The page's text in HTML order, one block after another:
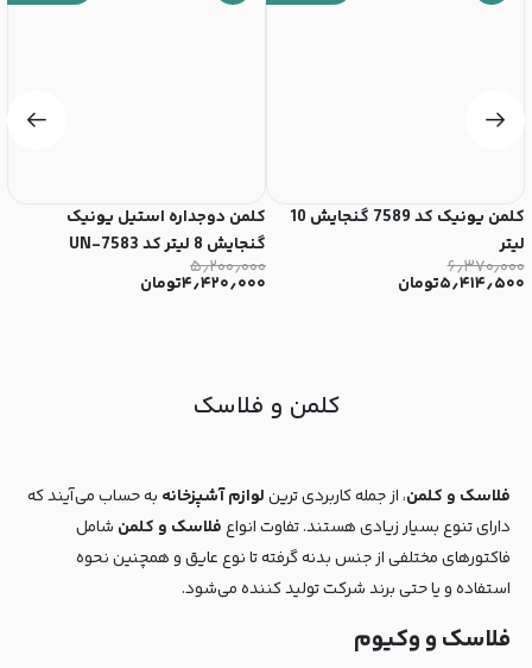
کلمن یونیک کد 7589 گنجایش 10
لیتر
۶٫۳۷۰٫۰۰۰
۵٫۴۱۴٫۵۰۰تومان
کلمن دوجداره استیل یونیک
گنجایش 8 لیتر کد UN-7583
۵٫۲۰۰٫۰۰۰
۴٫۴۲۰٫۰۰۰تومان
کلمن و فلاسک
فلاسک و کلمن، از جمله کاربردی ترینلوازم آشپزخانه به حساب می‌آیند که
دارای تنوع بسیار زیادی هستند. تفاوت انواعفلاسک و کلمن شامل
فاکتورهای مختلفی از جنس بدنه گرفته تا نوع عایق و همچنین نحوه
استفاده و یا حتی برند شرکت تولید کننده می‌شود.
فلاسک و وکیوم